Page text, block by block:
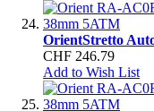
OrientStretto
CHF 246.79
Add to Wish List